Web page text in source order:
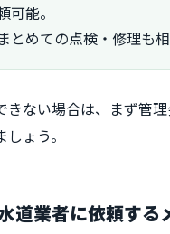
可能。
とめての点検・修理も相
きない場合は、まず管
ょう。
道業者に依頼する